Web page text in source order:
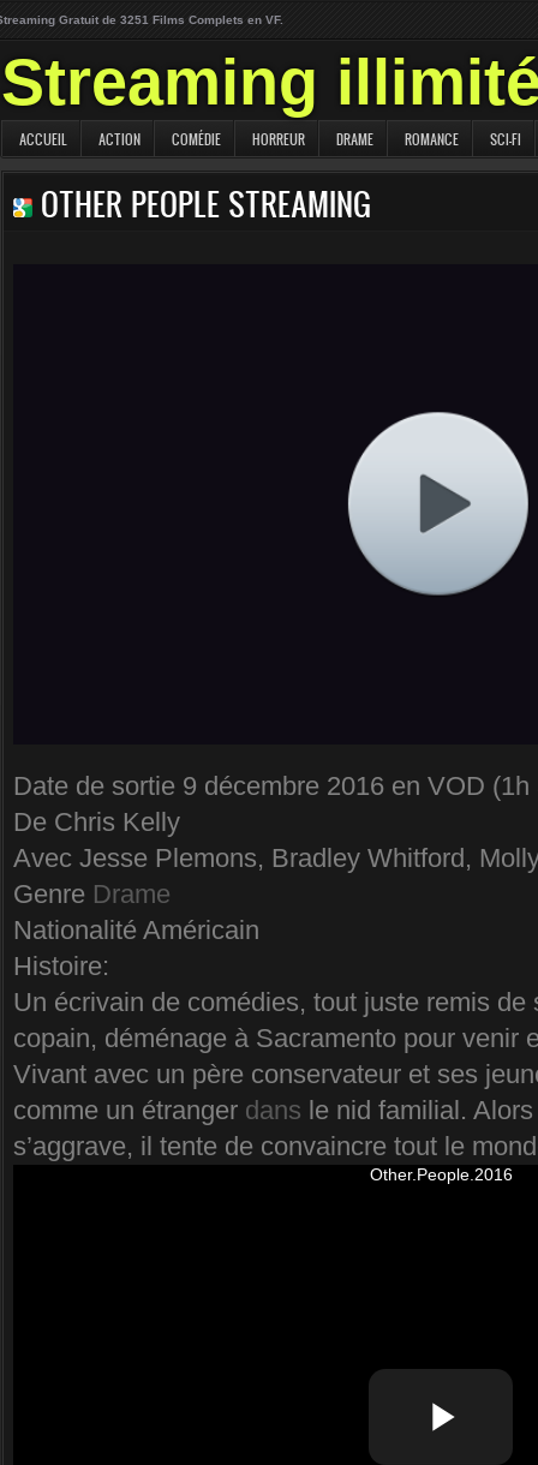
Gratuit de 3251 Films Complets en VF.
Streaming
ACCUEIL ACTION COMÉDIE HORREUR DRAME ROMANCE SCI-FI
OTHER PEOPLE STREAMING
Date de sortie 9 décembre 2016 en VOD (1h
De Chris Kelly
Avec Jesse Plemons, Bradley Whitford,
Genre Drame
Nationalité Américain
Histoire:
Un écrivain de comédies, tout juste remis
copain, déménage à Sacramento pour venir
Vivant avec un père conservateur et ses
comme un étranger dans le nid familial.
s’aggrave, il tente de convaincre tout le